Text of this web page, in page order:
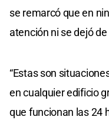
se remarcó que en
atención ni se dejó
“Estas son
en cualquier edificio
que funcionan las 24